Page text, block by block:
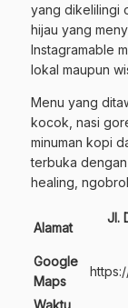
yang dikelilingi
hijau yang
Instagramable
lokal maupun
Menu yang
kocok, nasi
minuman kopi
terbuka
healing,
Alamat
Jl.
Google
Maps
Waktu